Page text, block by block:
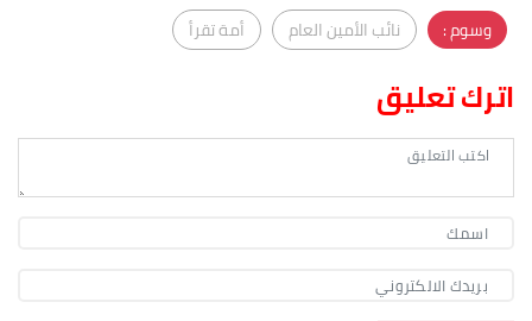
وسوم :
نائب الأمين العام أمة تقرأ
اترك تعليق